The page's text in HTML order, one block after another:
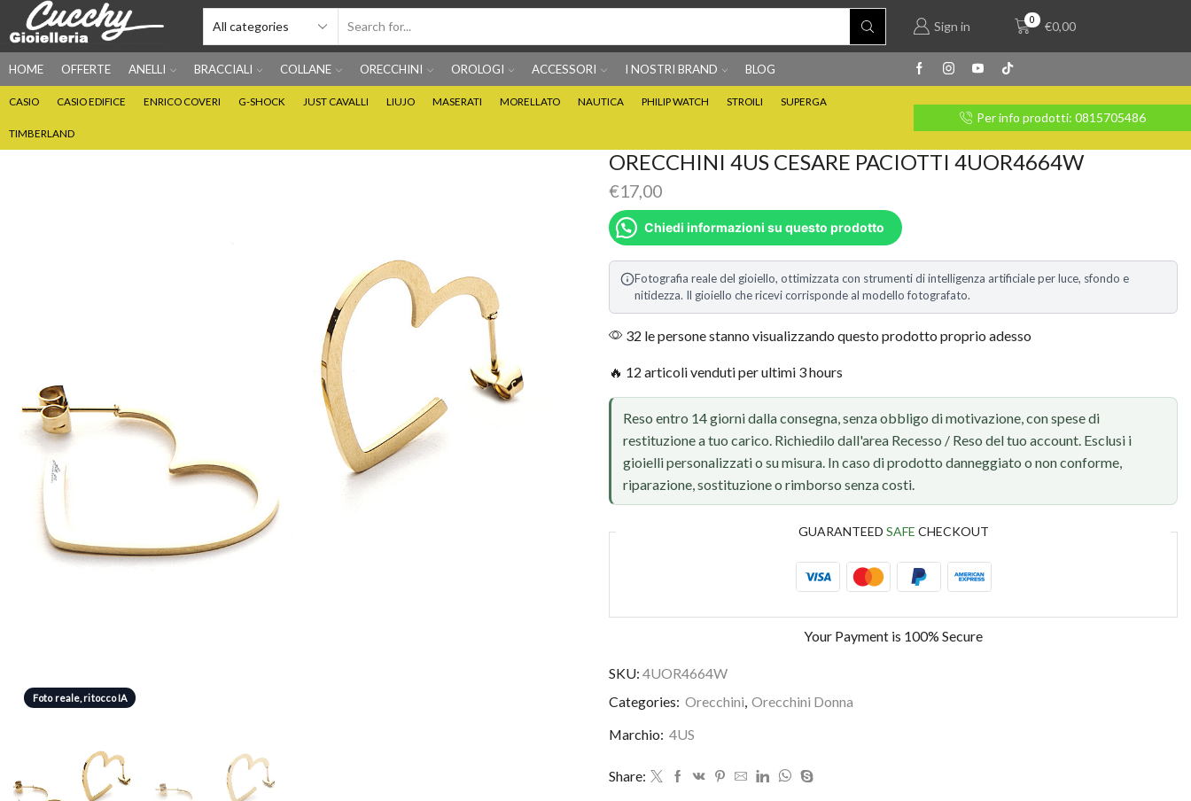
Sign in 0 €0,00
HOME OFFERTE ANELLI BRACCIALI COLLANE ORECCHINI OROLOGI ACCESSORI I NOSTRI BRAND BLOG
CASIO CASIO EDIFICE ENRICO COVERI G-SHOCK JUST CAVALLI LIUJO MASERATI MORELLATO NAUTICA PHILIP WATCH STROILI SUPERGA
TIMBERLAND
Per info prodotti: 0815705486
Foto reale, ritocco IA Foto reale, ritocco IA
ORECCHINI 4US CESARE PACIOTTI 4UOR4664W
€17,00
Chiedi informazioni su questo prodotto
Fotografia reale del gioiello, ottimizzata con strumenti di intelligenza artificiale per luce, sfondo e
nitidezza. Il gioiello che ricevi corrisponde al modello fotografato.
32 le persone stanno visualizzando questo prodotto proprio adesso
🔥 12 articoli venduti per ultimi 3 hours
Reso entro 14 giorni dalla consegna, senza obbligo di motivazione, con spese di
restituzione a tuo carico. Richiedilo dall'area Recesso / Reso del tuo account. Esclusi i
gioielli personalizzati o su misura. In caso di prodotto danneggiato o non conforme,
riparazione, sostituzione o rimborso senza costi.
GUARANTEED SAFE CHECKOUT
Your Payment is 100% Secure
SKU: 4UOR4664W
Categories: Orecchini, Orecchini Donna
Marchio: 4US
Share: